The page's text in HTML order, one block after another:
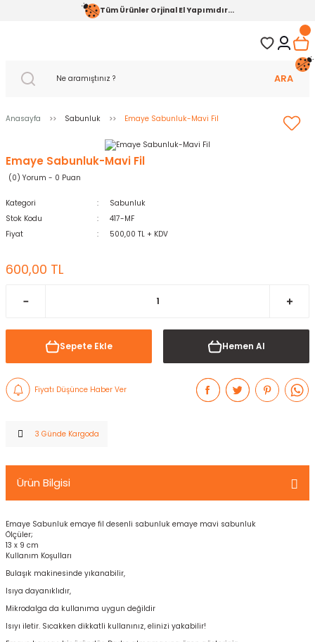
Tüm Ürünler Orjinal El Yapımıdır...
ARA
Anasayfa Sabunluk Emaye Sabunluk-Mavi Fil
Emaye Sabunluk-Mavi Fil
(0) Yorum - 0 Puan
Kategori
Sabunluk
Stok Kodu
417-MF
Fiyat
500,00 TL + KDV
600,00 TL
Sepete Ekle Hemen Al
Fiyatı Düşünce Haber Ver
3 Günde Kargoda
Ürün Bilgisi
Emaye Sabunluk emaye fil desenli sabunluk emaye mavi sabunluk
Ölçüler;
13 x 9 cm
Kullanım Koşulları
Bulaşık makinesinde yıkanabilir,
Isıya dayanıklıdır,
Mikrodalga da kullanıma uygun değildir
Isıyı iletir. Sıcakken dikkatli kullanınız, elinizi yakabilir!